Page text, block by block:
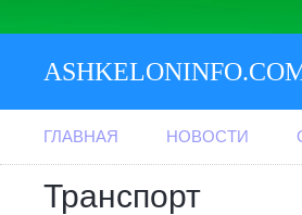
ГЛАВНАЯ НОВОСТИ
Транспорт